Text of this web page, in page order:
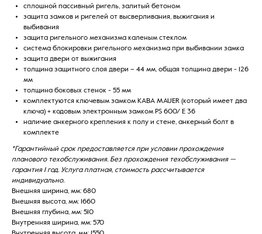
сплошной пассивный ригель, залитый бетоном
защита замков и ригелей от высверливания, выжигания и
выбивания
защита ригельного механизма каленым стеклом
система блокировки ригельного механизма при выбивании замка
защита двери от выжигания
толщина защитного слоя двери – 44 мм, общая толщина двери - 126
мм
толщина боковых стенок - 55 мм
комплектуются ключевым замком KABA MAUER (который имеет два
ключа) + кодовым электронным замком PS 600/ E 36
наличие анкерного крепления к полу и стене, анкерный болт в
комплекте
*Гарантийный срок предоставляется при условии прохождения
планового техобслуживания. Без прохождения техобслуживания —
гарантия 1 год. Услуга платная, стоимость рассчитывается
индивидуально.
Внешняя ширина, мм: 680
Внешняя высота, мм: 1660
Внешняя глубина, мм: 510
Внутренняя ширина, мм: 570